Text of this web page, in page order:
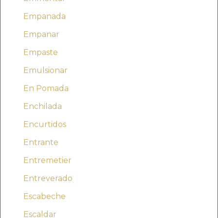
Empanada
Empanar
Empaste
Emulsionar
En Pomada
Enchilada
Encurtidos
Entrante
Entremetier
Entreverado
Escabeche
Escaldar